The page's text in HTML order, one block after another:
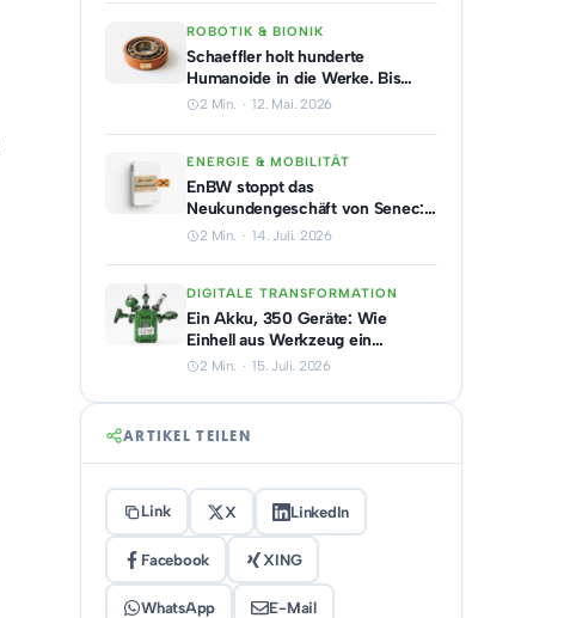
ROBOTIK & BIONIK
Schaeffler holt hunderte
Humanoide in die Werke. Bis
2030.
2 Min. · 12. Mai. 2026
ENERGIE & MOBILITÄT
EnBW stoppt das
Neukundengeschäft von Senec:
Warum dem Heimspeicher-
2 Min. · 14. Juli. 2026
DIGITALE TRANSFORMATION
Ein Akku, 350 Geräte: Wie
Einhell aus Werkzeug ein
Plattformgeschäft macht
2 Min. · 15. Juli. 2026
ARTIKEL TEILEN
Link X LinkedIn
Facebook XING
WhatsApp E-Mail